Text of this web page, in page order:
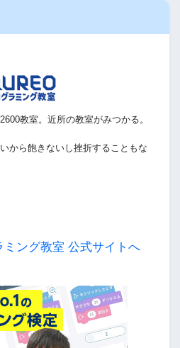
教室。近所の教室がみつかる。
から飽きないし挫折することもな
ミング教室 公式サイトへ